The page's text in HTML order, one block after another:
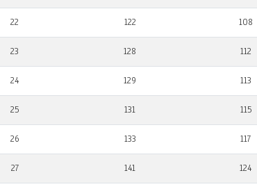
22 122 108
23 128 112
24 129 113
25 131 115
26 133 117
27 141 124